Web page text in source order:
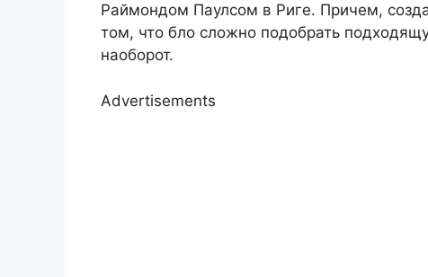
Раймондом Паулсом в Риге. Причем,
том, что бло сложно подобрать
наоборот.
Advertisements